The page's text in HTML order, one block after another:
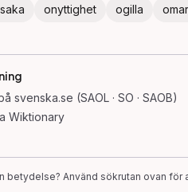
onyttighet ogilla
svenska.se (SAOL · SO · SAOB)
Wiktionary
betydelse? Använd sökrutan ovan för